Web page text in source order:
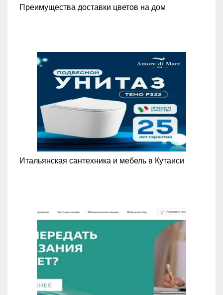
Преимущества доставки цветов на дом
Итальянская сантехника и мебель в Кутаиси